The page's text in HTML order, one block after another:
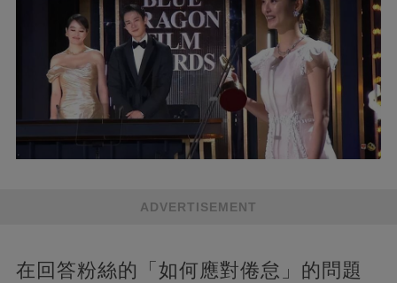
ADVERTISEMENT
在回答粉絲的「如何應對倦怠」的問題